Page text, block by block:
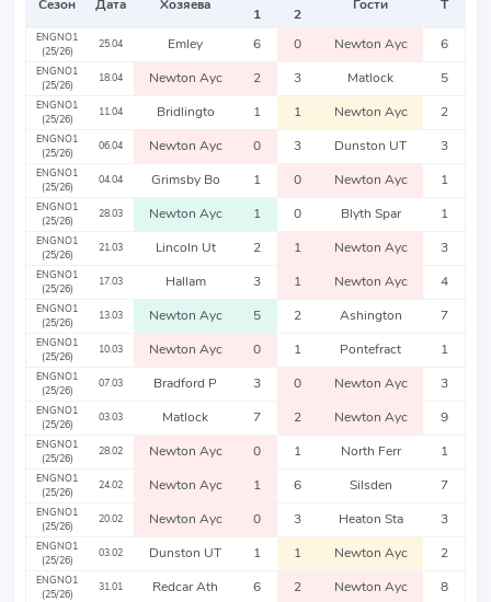
Сезон Дата Хозяева
1
2
Гости Т
ENGNO1
(25/26)
25.04 Emley 6 0 Newton Ayc 6
ENGNO1
(25/26)
18.04 Newton Ayc 2 3 Matlock 5
ENGNO1
(25/26)
11.04 Bridlingto 1 1 Newton Ayc 2
ENGNO1
(25/26)
06.04 Newton Ayc 0 3 Dunston UT 3
ENGNO1
(25/26)
04.04 Grimsby Bo 1 0 Newton Ayc 1
ENGNO1
(25/26)
28.03 Newton Ayc 1 0 Blyth Spar 1
ENGNO1
(25/26)
21.03 Lincoln Ut 2 1 Newton Ayc 3
ENGNO1
(25/26)
17.03 Hallam 3 1 Newton Ayc 4
ENGNO1
(25/26)
13.03 Newton Ayc 5 2 Ashington 7
ENGNO1
(25/26)
10.03 Newton Ayc 0 1 Pontefract 1
ENGNO1
(25/26)
07.03 Bradford P 3 0 Newton Ayc 3
ENGNO1
(25/26)
03.03 Matlock 7 2 Newton Ayc 9
ENGNO1
(25/26)
28.02 Newton Ayc 0 1 North Ferr 1
ENGNO1
(25/26)
24.02 Newton Ayc 1 6 Silsden 7
ENGNO1
(25/26)
20.02 Newton Ayc 0 3 Heaton Sta 3
ENGNO1
(25/26)
03.02 Dunston UT 1 1 Newton Ayc 2
ENGNO1
(25/26)
31.01 Redcar Ath 6 2 Newton Ayc 8